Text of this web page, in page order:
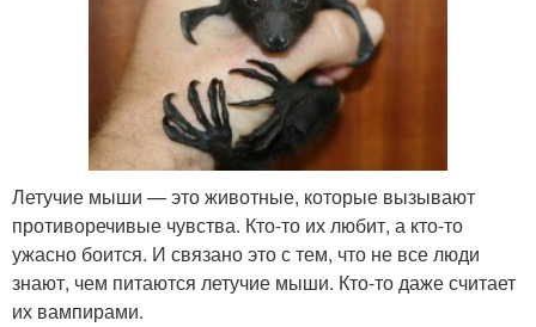
Летучие мыши — это животные, которые вызывают
противоречивые чувства. Кто-то их любит, а кто-то
ужасно боится. И связано это с тем, что не все люди
знают, чем питаются летучие мыши. Кто-то даже считает
их вампирами.